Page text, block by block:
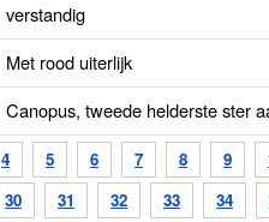
4 5 6 7 8 9
30 31 32 33 34
verstandig
Met rood uiterlijk
Canopus, tweede helderste ster